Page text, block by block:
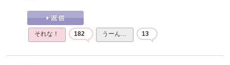
それな！ 182 うーん… 13